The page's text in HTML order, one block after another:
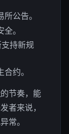
公告。
。
持新规
约。
的节奏，能
者来说，
常。